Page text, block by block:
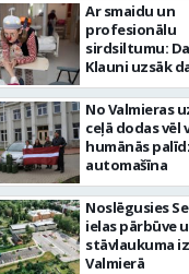
kultūras
Ar smaidu un
profesionālu
sirdsiltumu:
Klauni uzsāk
senioriem
slimnīcā
No Valmieras
ceļā dodas vēl
humānās
automašīna
Noslēgusies
ielas pārbūve
stāvlaukuma
Valmierā